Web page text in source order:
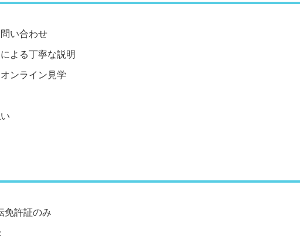
い合わせ
よる丁寧な説明
ンライン見学
免許証のみ